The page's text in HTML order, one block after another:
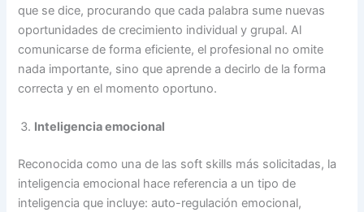
que se dice, procurando que cada palabra sume nuevas
oportunidades de crecimiento individual y grupal. Al
comunicarse de forma eficiente, el profesional no omite
nada importante, sino que aprende a decirlo de la forma
correcta y en el momento oportuno.
Inteligencia emocional
Reconocida como una de las soft skills más solicitadas, la
inteligencia emocional hace referencia a un tipo de
inteligencia que incluye: auto-regulación emocional,